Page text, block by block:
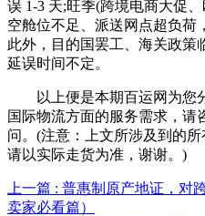
误 1-3 天;旺季(跨境电商大促
空舱位不足、派送网点超负荷
此外，目的国罢工、海关政策
延误时间不定。
以上便是本期百运网为您
国际物流方面的服务需求，请
问。(注意：上文所涉及到的
请以实际走货为准，谢谢。)
上一篇 : 普惠制原产地证，对
卖家必看篇）